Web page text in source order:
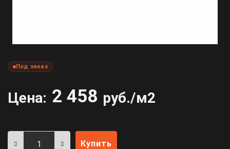
Под заказ
Цена: 2 458 руб./м2
Купить